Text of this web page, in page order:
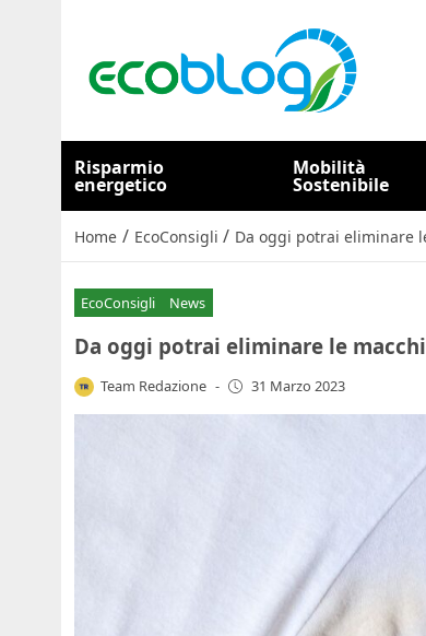
Risparmio
energetico
Mobilità
Sostenibile
Home / EcoConsigli / Da oggi potrai eliminare
EcoConsigli News
Da oggi potrai eliminare le
Team Redazione - 31 Marzo 2023